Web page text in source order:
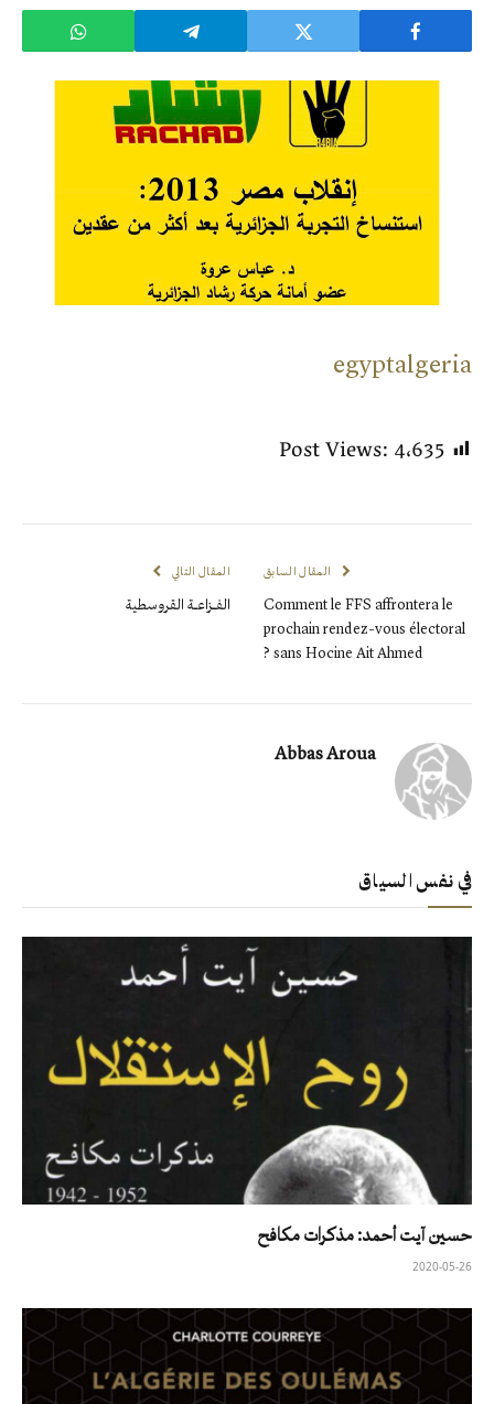
egyptalgeria
Post Views: 4٬635
المقال السابق
Comment le FFS affrontera le
prochain rendez-vous électoral
sans Hocine Ait Ahmed ?
المقال التالي
الفـــزاعـــة القروسطية
Abbas Aroua
في نفس السياق
حسين آيت أحمد: مذكرات مكافح
2020-05-26